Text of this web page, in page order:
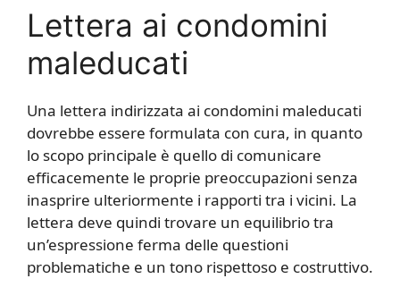
Lettera ai condomini
maleducati
Una lettera indirizzata ai condomini maleducati
dovrebbe essere formulata con cura, in quanto
lo scopo principale è quello di comunicare
efficacemente le proprie preoccupazioni senza
inasprire ulteriormente i rapporti tra i vicini. La
lettera deve quindi trovare un equilibrio tra
un’espressione ferma delle questioni
problematiche e un tono rispettoso e costruttivo.